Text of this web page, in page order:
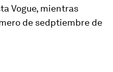
Vogue, mientras
de sedptiembre de